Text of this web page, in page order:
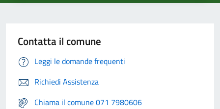
Contatta il comune
Leggi le domande frequenti
Richiedi Assistenza
Chiama il comune 071 7980606